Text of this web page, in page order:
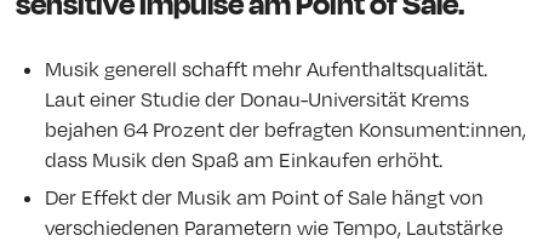
Musik generell schafft mehr Aufenthaltsqualität.
Laut einer Studie der Donau-Universität Krems
bejahen 64 Prozent der befragten Konsument:innen,
dass Musik den Spaß am Einkaufen erhöht.
Der Effekt der Musik am Point of Sale hängt von
verschiedenen Parametern wie Tempo, Lautstärke